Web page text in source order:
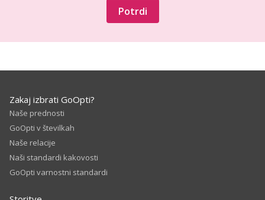
Potrdi
Zakaj izbrati GoOpti?
Naše prednosti
GoOpti v številkah
Naše relacije
Naši standardi kakovosti
GoOpti varnostni standardi